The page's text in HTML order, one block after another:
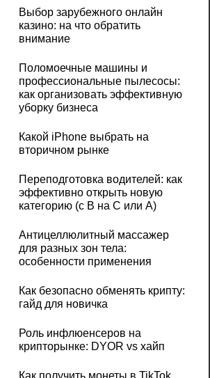
Выбор зарубежного онлайн
казино: на что обратить
внимание
Поломоечные машины и
профессиональные пылесосы:
как организовать эффективную
уборку бизнеса
Какой iPhone выбрать на
вторичном рынке
Переподготовка водителей: как
эффективно открыть новую
категорию (с B на C или А)
Антицеллюлитный массажер
для разных зон тела:
особенности применения
Как безопасно обменять крипту:
гайд для новичка
Роль инфлюенсеров на
крипторынке: DYOR vs хайп